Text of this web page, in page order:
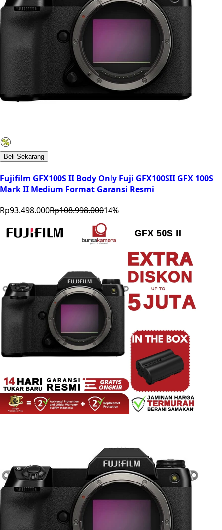
Beli Sekarang
Fujifilm GFX100S II Body Only Fuji GFX100SII GFX 100S
Mark II Medium Format Garansi Resmi
Rp93.498.000Rp108.998.00014%